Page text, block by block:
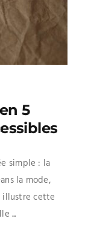
5
simple : la
la mode,
illustre cette
...